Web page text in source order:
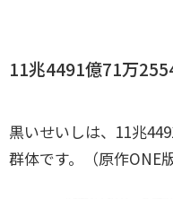
11兆4491億71万
黒いせいしは、11兆
群体です。（原作ONE